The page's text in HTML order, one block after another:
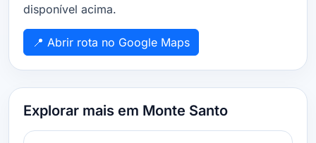
disponível acima.
📍 Abrir rota no Google Maps
Explorar mais em Monte Santo